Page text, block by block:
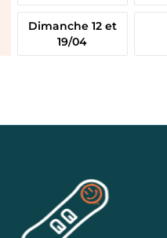
Dimanche 12 et
19/04